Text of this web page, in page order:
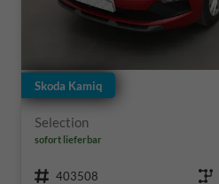
Skoda Kamiq
Selection
sofort lieferbar
Fahrzeugnr. 403508 Getriebe